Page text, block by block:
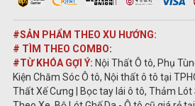
#SẢN PHẨM THEO XU HƯỚNG:
# TÌM THEO COMBO:
#TỪ KHÓA GỢI Ý: Nội Thất Ô tô, Phụ
Kiện Chăm Sóc Ô tô, Nội thất ô tô tại
Thất Xế Cưng | Bọc tay lái ô tô, Thảm Lót